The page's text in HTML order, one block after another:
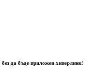
да бъде приложен хиперлинк!